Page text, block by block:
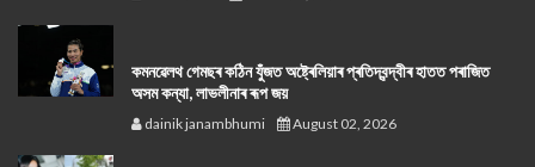
কমনৱেলথ গেমছৰ কঠিন যুঁজত অষ্ট্ৰেলিয়াৰ প্ৰতিদ্বন্দ্বীৰ হাতত পৰাজিত
অসম কন্যা, লাভলীনাৰ ৰূপ জয়
dainik janambhumi August 02, 2026